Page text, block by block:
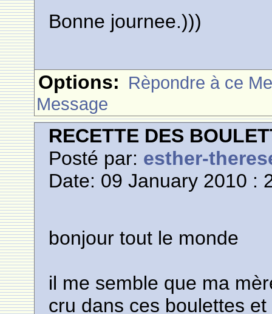
Bonne journee.)))
Options: Rèpondre à ce
Message
RECETTE DES
Posté par: esther-
Date: 09 January 2010 :
bonjour tout le monde
il me semble que ma
cru dans ces boulettes